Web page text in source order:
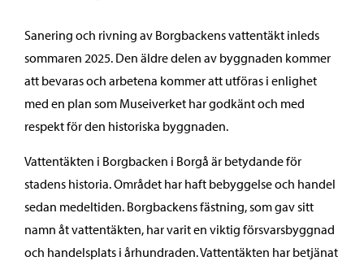
Sanering och rivning av Borgbackens vattentäkt inleds
sommaren 2025. Den äldre delen av byggnaden kommer
att bevaras och arbetena kommer att utföras i enlighet
med en plan som Museiverket har godkänt och med
respekt för den historiska byggnaden.
Vattentäkten i Borgbacken i Borgå är betydande för
stadens historia. Området har haft bebyggelse och handel
sedan medeltiden. Borgbackens fästning, som gav sitt
namn åt vattentäkten, har varit en viktig försvarsbyggnad
och handelsplats i århundraden. Vattentäkten har betjänat